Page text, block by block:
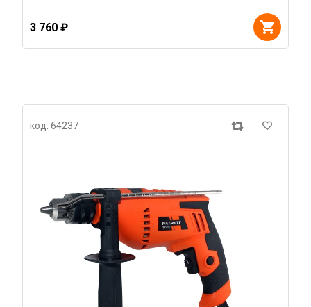
3 760 ₽
код: 64237